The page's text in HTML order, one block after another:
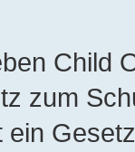
Child
zum